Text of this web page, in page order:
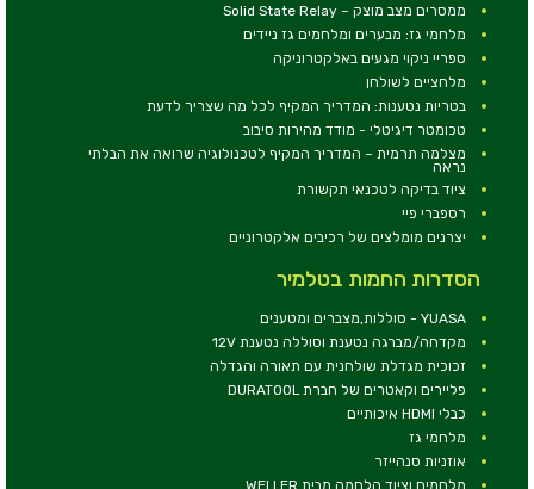
ממסרים מצב מוצק – Solid State Relay
מלחמי גז: מבערים ומלחמים גז ניידים
ספריי ניקוי מגעים באלקטרוניקה
מלחציים לשולחן
בטריות נטענות: המדריך המקיף לכל מה שצריך לדעת
טכומטר דיגיטלי - מודד מהירות סיבוב
מצלמה תרמית – המדריך המקיף לטכנולוגיה שרואה את הבלתי
נראה
ציוד בדיקה לטכנאי תקשורת
רספברי פיי
יצרנים מומלצים של רכיבים אלקטרוניים
הסדרות החמות בטלמיר
YUASA - סוללות,מצברים ומטענים
מקדחה/מברגה נטענת וסוללה נטענת 12V
זכוכית מגדלת שולחנית עם תאורה והגדלה
פליירים וקאטרים של חברת DURATOOL
כבלי HDMI איכותיים
מלחמי גז
אוזניות סנהייזר
מלחמים וציוד הלחמה מבית WELLER